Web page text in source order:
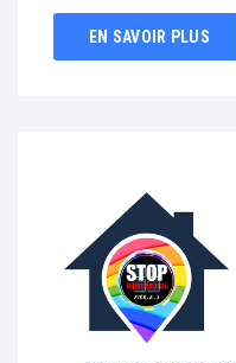
EN SAVOIR PLUS